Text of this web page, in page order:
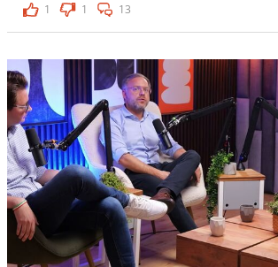
1
1 13